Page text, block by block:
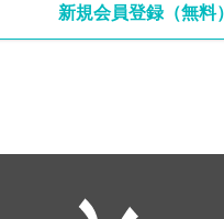
新規会員登録（無料）